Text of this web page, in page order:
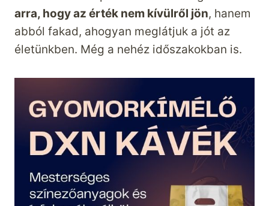
arra, hogy az érték nem kívülről jön, hanem
abból fakad, ahogyan meglátjuk a jót az
életünkben. Még a nehéz időszakokban is.